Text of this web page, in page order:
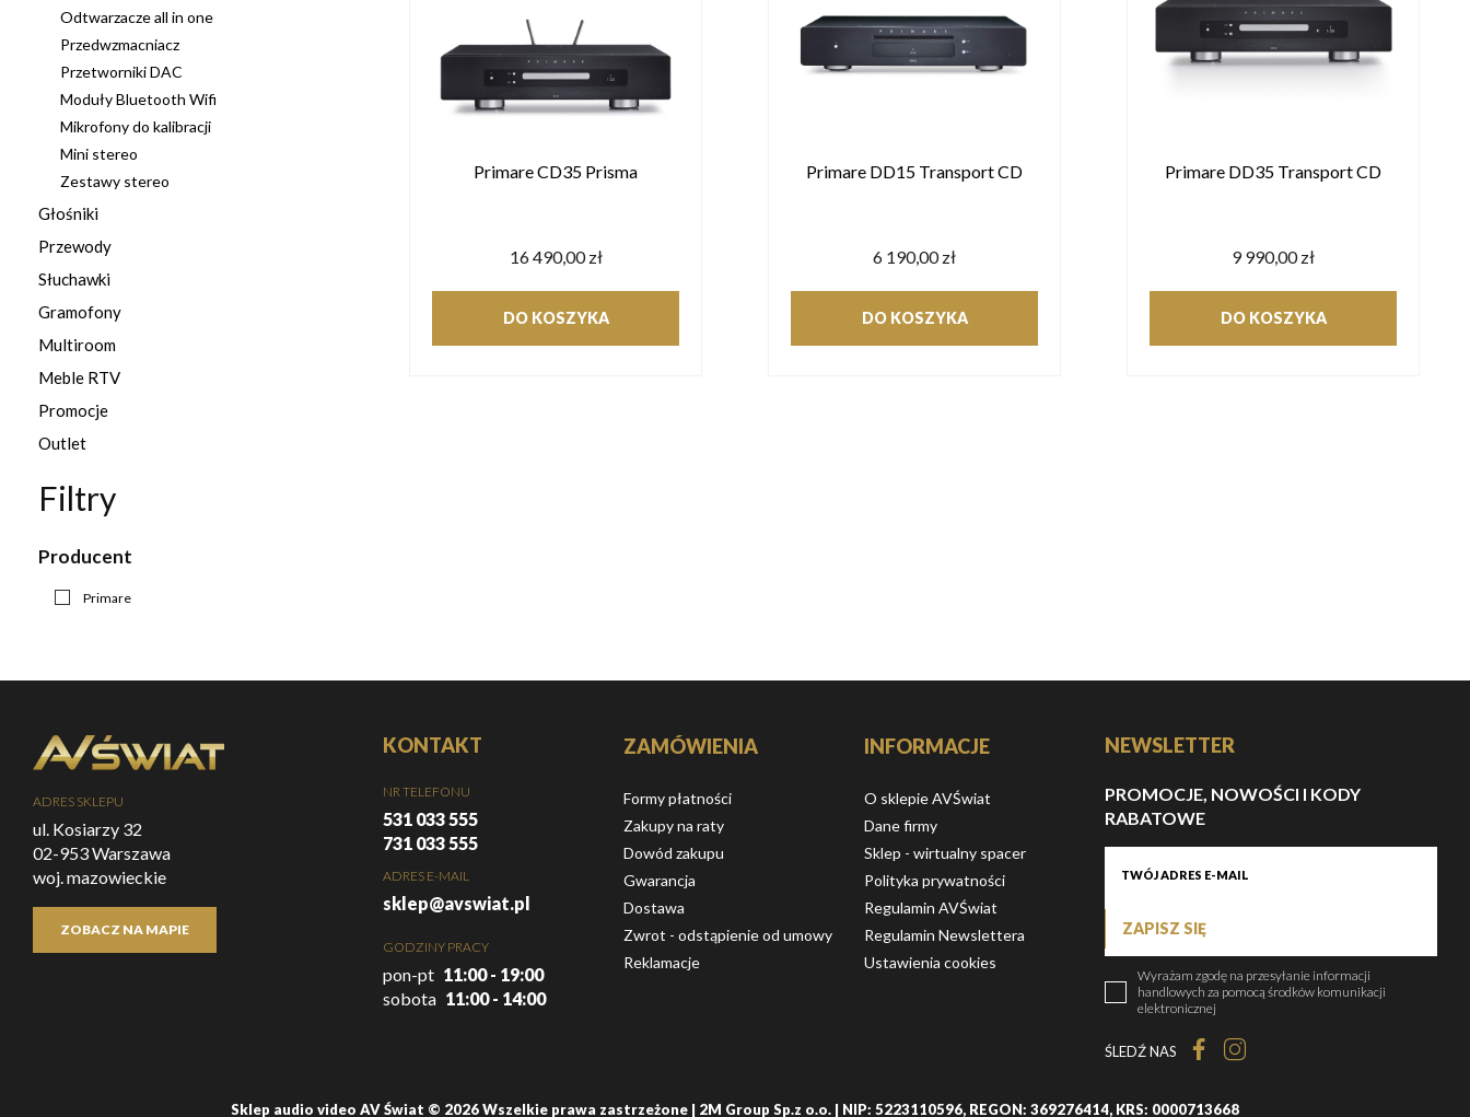
Odtwarzacze all in one
Przedwzmacniacz
Przetworniki DAC
Moduły Bluetooth Wifi
Mikrofony do kalibracji
Mini stereo
Zestawy stereo
Głośniki
Przewody
Słuchawki
Gramofony
Multiroom
Meble RTV
Promocje
Outlet
Filtry
Producent
Primare
Primare CD35 Prisma
16 490,00 zł
DO KOSZYKA
Primare DD15 Transport CD
6 190,00 zł
DO KOSZYKA
Primare DD35 Transport CD
9 990,00 zł
DO KOSZYKA
ADRES SKLEPU
ul. Kosiarzy 32
02-953 Warszawa
woj. mazowieckie
ZOBACZ NA MAPIE
KONTAKT
NR TELEFONU
531 033 555
731 033 555
ADRES E-MAIL
sklep@avswiat.pl
GODZINY PRACY
pon-pt 11:00 - 19:00
sobota 11:00 - 14:00
ZAMÓWIENIA
Formy płatności
Zakupy na raty
Dowód zakupu
Gwarancja
Dostawa
Zwrot - odstąpienie od umowy
Reklamacje
INFORMACJE
O sklepie AVŚwiat
Dane firmy
Sklep - wirtualny spacer
Polityka prywatności
Regulamin AVŚwiat
Regulamin Newslettera
Ustawienia cookies
NEWSLETTER
PROMOCJE, NOWOŚCI I KODY
RABATOWE
ZAPISZ SIĘ
Wyrażam zgodę na przesyłanie informacji
handlowych za pomocą środków komunikacji
elektronicznej
ŚLEDŹ NAS
Sklep audio video AV Świat © 2026 Wszelkie prawa zastrzeżone | 2M Group Sp.z o.o. | NIP: 5223110596, REGON: 369276414, KRS: 0000713668